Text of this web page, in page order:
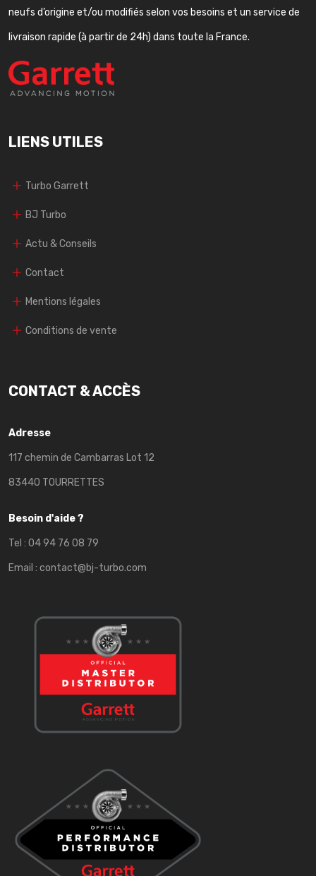
neufs d’origine et/ou modifiés selon vos besoins et un service de
livraison rapide (à partir de 24h) dans toute la France.
LIENS UTILES
Turbo Garrett
BJ Turbo
Actu & Conseils
Contact
Mentions légales
Conditions de vente
CONTACT & ACCÈS
Adresse
117 chemin de Cambarras Lot 12
83440 TOURRETTES
Besoin d'aide ?
Tel : 04 94 76 08 79
Email : contact@bj-turbo.com